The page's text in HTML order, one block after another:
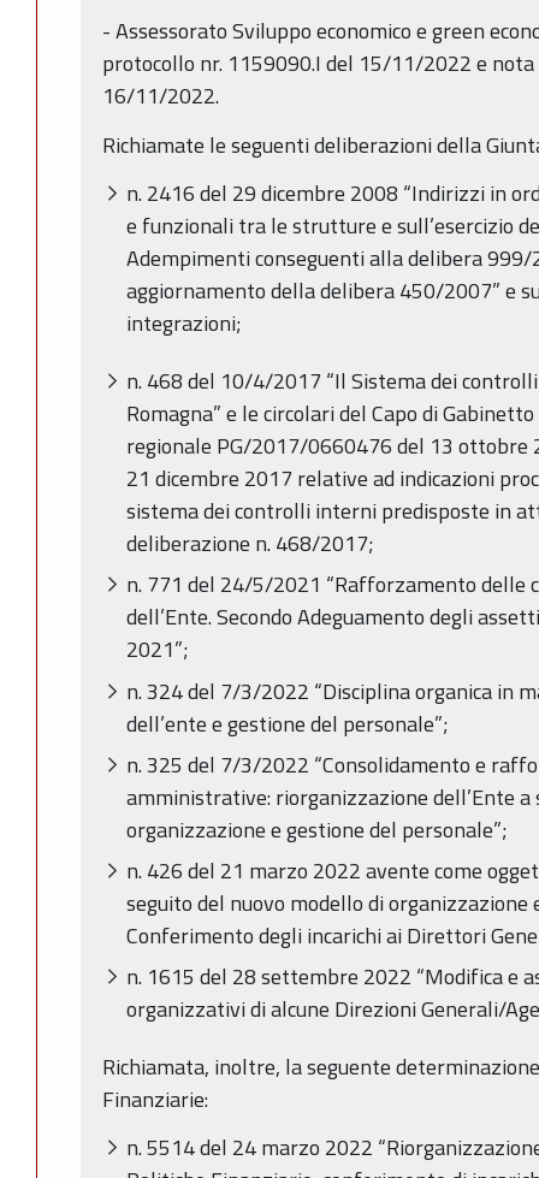
- Assessorato Sviluppo economico e green
protocollo nr. 1159090.I del 15/11/2022 e
16/11/2022.
Richiamate le seguenti deliberazioni della
n. 2416 del 29 dicembre 2008 “Indirizzi in
e funzionali tra le strutture e sull’esercizio
Adempimenti conseguenti alla delibera 999/
aggiornamento della delibera 450/2007” e
integrazioni;
n. 468 del 10/4/2017 “Il Sistema dei
Romagna” e le circolari del Capo di
regionale PG/2017/0660476 del 13
21 dicembre 2017 relative ad indicazioni
sistema dei controlli interni predisposte in
deliberazione n. 468/2017;
n. 771 del 24/5/2021 “Rafforzamento delle
dell’Ente. Secondo Adeguamento degli
2021”;
n. 324 del 7/3/2022 “Disciplina organica in
dell’ente e gestione del personale”;
n. 325 del 7/3/2022 “Consolidamento e
amministrative: riorganizzazione dell’Ente
organizzazione e gestione del personale”;
n. 426 del 21 marzo 2022 avente come
seguito del nuovo modello di organizzazione
Conferimento degli incarichi ai Direttori
n. 1615 del 28 settembre 2022 “Modifica e
organizzativi di alcune Direzioni Generali/
Richiamata, inoltre, la seguente
Finanziarie:
n. 5514 del 24 marzo 2022